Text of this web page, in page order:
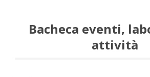
Bacheca eventi,
attività